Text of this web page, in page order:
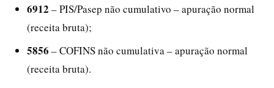
6912 – PIS/Pasep não cumulativo – apuração normal
(receita bruta);
5856 – COFINS não cumulativa – apuração normal
(receita bruta).